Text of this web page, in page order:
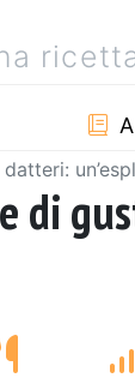
datteri:
di